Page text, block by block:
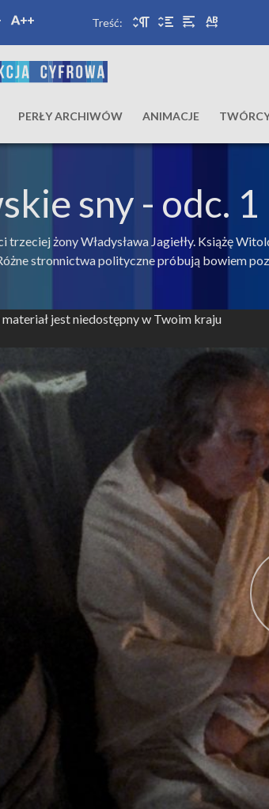
Treść:
PERŁY ARCHIWÓW ANIMACJE
sny - odc. 1
żony Władysława Jagiełły. Książę
stronnictwa polityczne próbują bowiem
jest niedostępny w Twoim kraju